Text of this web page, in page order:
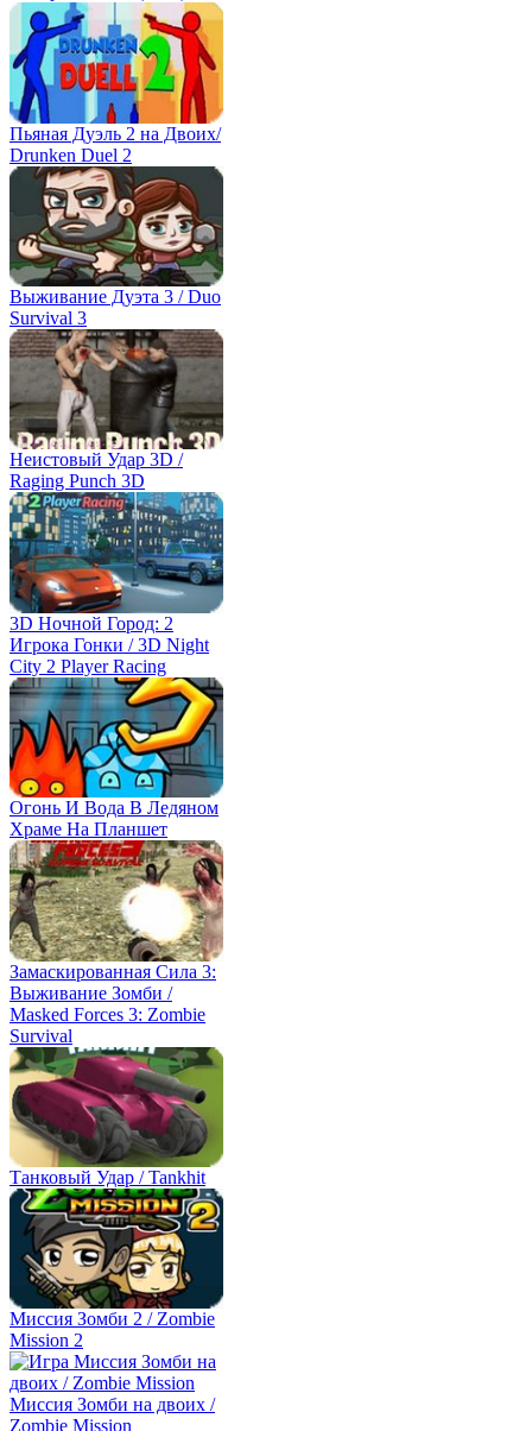
Пьяная Дуэль 2 на Двоих/
Drunken Duel 2
Выживание Дуэта 3 / Duo
Survival 3
Неистовый Удар 3D /
Raging Punch 3D
3D Ночной Город: 2
Игрока Гонки / 3D Night
City 2 Player Racing
Огонь И Вода В Ледяном
Храме На Планшет
Замаскированная Сила 3:
Выживание Зомби /
Masked Forces 3: Zombie
Survival
Танковый Удар / Tankhit
Миссия Зомби 2 / Zombie
Mission 2
Миссия Зомби на двоих /
Zombie Mission